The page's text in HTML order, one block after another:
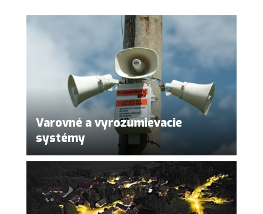
Varovné a vyrozumievacie
systémy